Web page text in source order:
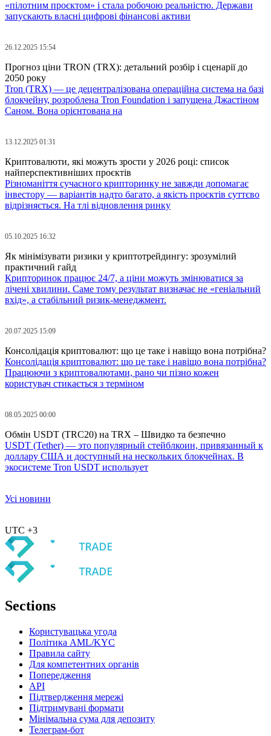
«пілотним проєктом» і стала робочою реальністю. Держави
запускають власні цифрові фінансові активи
26.12.2025 15:54
Прогноз ціни TRON (TRX): детальний розбір і сценарії до
2050 року
Tron (TRX) — це децентралізована операційна система на базі
блокчейну, розроблена Tron Foundation і запущена Джастіном
Саном. Вона орієнтована на
13.12.2025 01:31
Криптовалюти, які можуть зрости у 2026 році: список
найперспективніших проєктів
Різноманіття сучасного крипторинку не завжди допомагає
інвестору — варіантів надто багато, а якість проєктів суттєво
відрізняється. На тлі відновлення ринку
05.10.2025 16:32
Як мінімізувати ризики у криптотрейдингу: зрозумілий
практичний гайд
Крипторинок працює 24/7, а ціни можуть змінюватися за
лічені хвилини. Саме тому результат визначає не «геніальний
вхід», а стабільний ризик-менеджмент.
20.07.2025 15:09
Консолідація криптовалют: що це таке і навіщо вона потрібна?
Консолідація криптовалют: що це таке і навіщо вона потрібна?
Працюючи з криптовалютами, рано чи пізно кожен
користувач стикається з терміном
08.05.2025 00:00
Обмін USDT (TRC20) на TRX – Швидко та безпечно
USDT (Tether) — это популярный стейблкоин, привязанный к
доллару США и доступный на нескольких блокчейнах. В
экосистеме Tron USDT использует
Усі новини
UTC +3
Sections
Користувацька угода
Політика AML/KYC
Правила сайту
Для компетентних органів
Попередження
API
Підтвердження мережі
Підтримувані формати
Мінімальна сума для депозиту
Телеграм-бот